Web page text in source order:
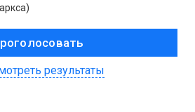
результаты